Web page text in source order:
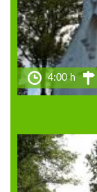
4:00 h